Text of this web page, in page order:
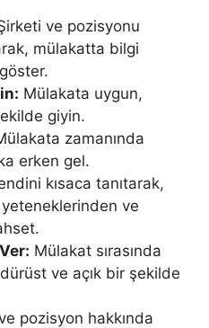
ve pozisyonu
mülakatta bilgi
Mülakata uygun,
giyin.
zamanında
erken gel.
kısaca tanıtarak,
ve
Mülakat sırasında
ve açık bir şekilde
pozisyon hakkında